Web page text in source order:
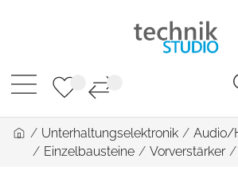
/ Unterhaltungselektronik / Audio/
/ Einzelbausteine / Vorverstärker /